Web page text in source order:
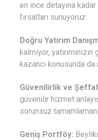
en ince detayına
fırsatları sunuyoruz.
Doğru Yatırım
kalmıyor,
kazancı konusunda
Güvenilirlik ve
güvenilir hizmet
sorunsuz
Geniş Portföy: